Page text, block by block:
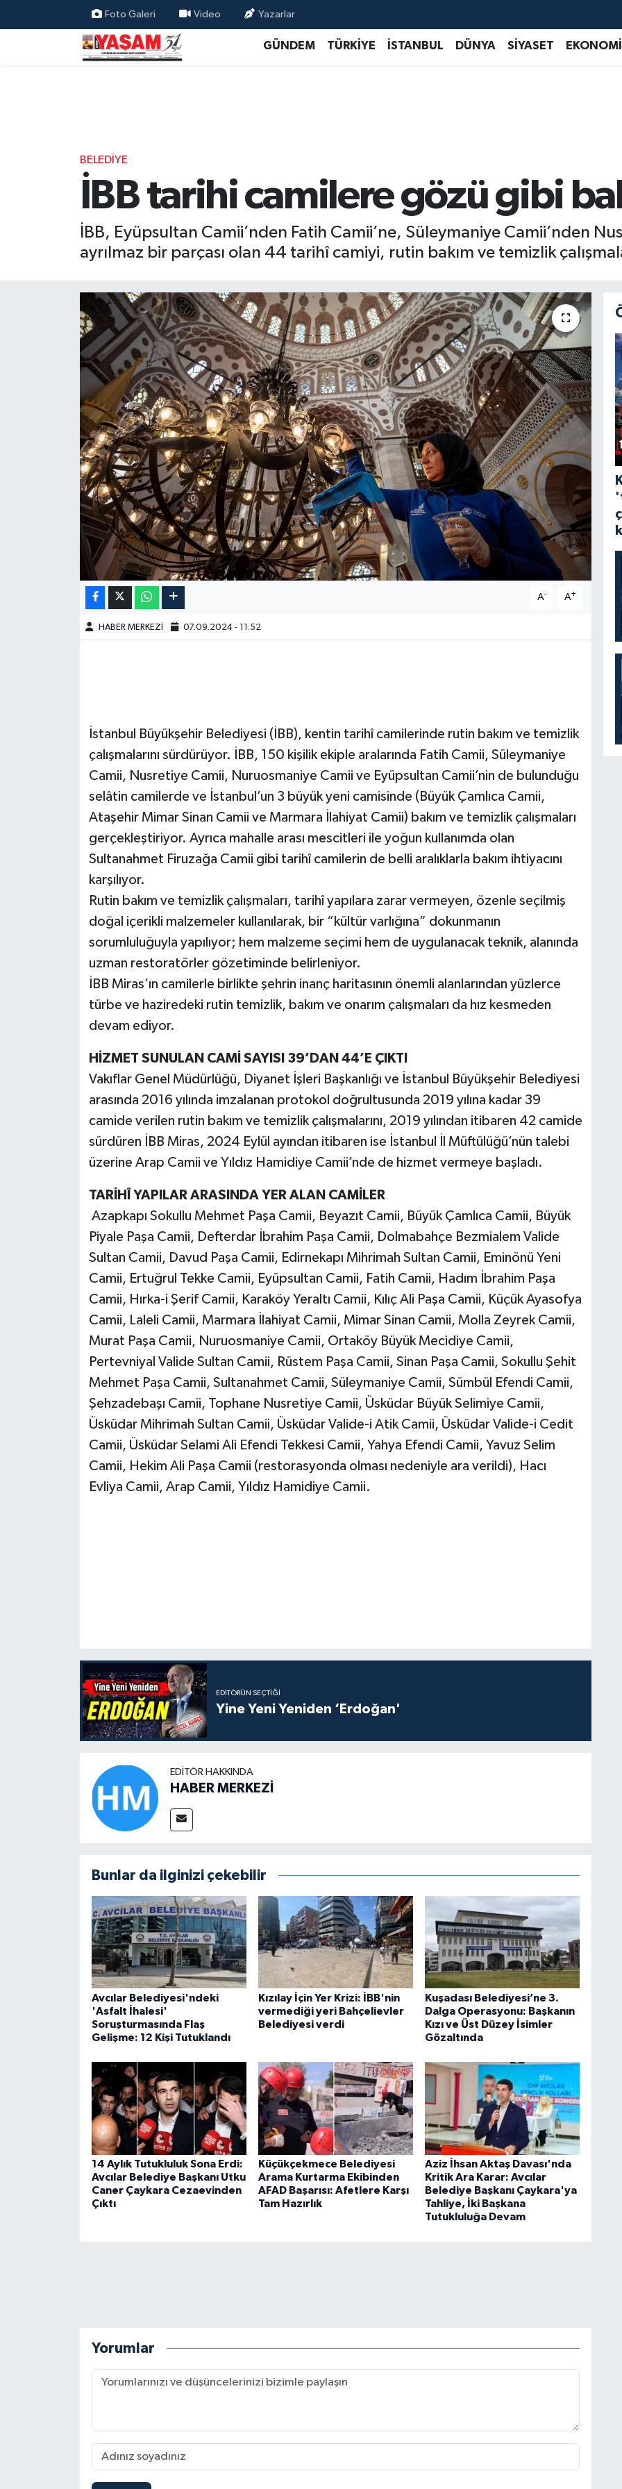
Foto Galeri Video Yazarlar
GÜNDEM TÜRKİYE İSTANBUL DÜNYA SİYASET EKONOMİ
BELEDİYE
İBB tarihi camilere gözü gibi
İBB, Eyüpsultan Camii’nden Fatih Camii’ne, Süleymaniye Camii’nden
ayrılmaz bir parçası olan 44 tarihî camiyi, rutin bakım ve temizlik
A- A+
HABER MERKEZİ 07.09.2024 - 11:52
İstanbul Büyükşehir Belediyesi (İBB), kentin tarihî camilerinde rutin bakım ve temizlik
çalışmalarını sürdürüyor. İBB, 150 kişilik ekiple aralarında Fatih Camii, Süleymaniye
Camii, Nusretiye Camii, Nuruosmaniye Camii ve Eyüpsultan Camii’nin de bulunduğu
selâtin camilerde ve İstanbul’un 3 büyük yeni camisinde (Büyük Çamlıca Camii,
Ataşehir Mimar Sinan Camii ve Marmara İlahiyat Camii) bakım ve temizlik çalışmaları
gerçekleştiriyor. Ayrıca mahalle arası mescitleri ile yoğun kullanımda olan
Sultanahmet Firuzağa Camii gibi tarihî camilerin de belli aralıklarla bakım ihtiyacını
karşılıyor.
Rutin bakım ve temizlik çalışmaları, tarihî yapılara zarar vermeyen, özenle seçilmiş
doğal içerikli malzemeler kullanılarak, bir “kültür varlığına” dokunmanın
sorumluluğuyla yapılıyor; hem malzeme seçimi hem de uygulanacak teknik, alanında
uzman restoratörler gözetiminde belirleniyor.
İBB Miras’ın camilerle birlikte şehrin inanç haritasının önemli alanlarından yüzlerce
türbe ve haziredeki rutin temizlik, bakım ve onarım çalışmaları da hız kesmeden
devam ediyor.
HİZMET SUNULAN CAMİ SAYISI 39’DAN 44’E ÇIKTI
Vakıflar Genel Müdürlüğü, Diyanet İşleri Başkanlığı ve İstanbul Büyükşehir Belediyesi
arasında 2016 yılında imzalanan protokol doğrultusunda 2019 yılına kadar 39
camide verilen rutin bakım ve temizlik çalışmalarını, 2019 yılından itibaren 42 camide
sürdüren İBB Miras, 2024 Eylül ayından itibaren ise İstanbul İl Müftülüğü’nün talebi
üzerine Arap Camii ve Yıldız Hamidiye Camii’nde de hizmet vermeye başladı.
TARİHÎ YAPILAR ARASINDA YER ALAN CAMİLER
Azapkapı Sokullu Mehmet Paşa Camii, Beyazıt Camii, Büyük Çamlıca Camii, Büyük
Piyale Paşa Camii, Defterdar İbrahim Paşa Camii, Dolmabahçe Bezmialem Valide
Sultan Camii, Davud Paşa Camii, Edirnekapı Mihrimah Sultan Camii, Eminönü Yeni
Camii, Ertuğrul Tekke Camii, Eyüpsultan Camii, Fatih Camii, Hadım İbrahim Paşa
Camii, Hırka-i Şerif Camii, Karaköy Yeraltı Camii, Kılıç Ali Paşa Camii, Küçük Ayasofya
Camii, Laleli Camii, Marmara İlahiyat Camii, Mimar Sinan Camii, Molla Zeyrek Camii,
Murat Paşa Camii, Nuruosmaniye Camii, Ortaköy Büyük Mecidiye Camii,
Pertevniyal Valide Sultan Camii, Rüstem Paşa Camii, Sinan Paşa Camii, Sokullu Şehit
Mehmet Paşa Camii, Sultanahmet Camii, Süleymaniye Camii, Sümbül Efendi Camii,
Şehzadebaşı Camii, Tophane Nusretiye Camii, Üsküdar Büyük Selimiye Camii,
Üsküdar Mihrimah Sultan Camii, Üsküdar Valide-i Atik Camii, Üsküdar Valide-i Cedit
Camii, Üsküdar Selami Ali Efendi Tekkesi Camii, Yahya Efendi Camii, Yavuz Selim
Camii, Hekim Ali Paşa Camii (restorasyonda olması nedeniyle ara verildi), Hacı
Evliya Camii, Arap Camii, Yıldız Hamidiye Camii.
EDITÖRÜN SEÇTIĞI
Yine Yeni Yeniden ‘Erdoğan'
EDITÖR HAKKINDA
HABER MERKEZİ
Bunlar da ilginizi çekebilir
Avcılar Belediyesi'ndeki
'Asfalt İhalesi'
Soruşturmasında Flaş
Gelişme: 12 Kişi Tutuklandı
Kızılay İçin Yer Krizi: İBB'nin
vermediği yeri Bahçelievler
Belediyesi verdi
Kuşadası Belediyesi’ne 3.
Dalga Operasyonu: Başkanın
Kızı ve Üst Düzey İsimler
Gözaltında
14 Aylık Tutukluluk Sona Erdi:
Avcılar Belediye Başkanı Utku
Caner Çaykara Cezaevinden
Çıktı
Küçükçekmece Belediyesi
Arama Kurtarma Ekibinden
AFAD Başarısı: Afetlere Karşı
Tam Hazırlık
Aziz İhsan Aktaş Davası'nda
Kritik Ara Karar: Avcılar
Belediye Başkanı Çaykara'ya
Tahliye, İki Başkana
Tutukluluğa Devam
Yorumlar